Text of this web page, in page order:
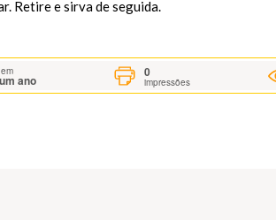
Retire e sirva de seguida.
ano
0
impressões